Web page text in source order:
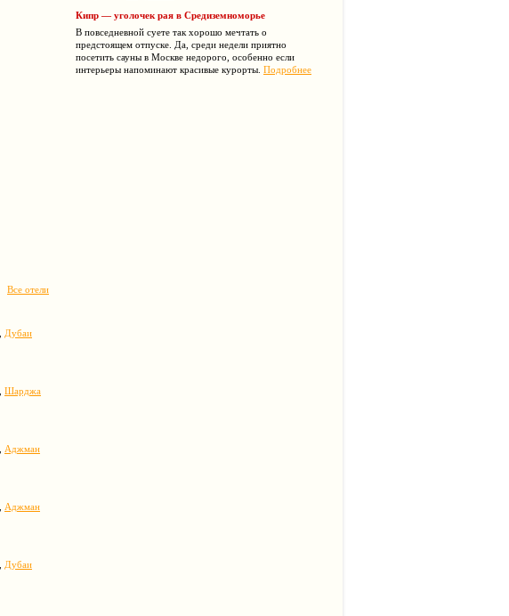
Все отели
Дубаи
Шарджа
Аджман
Аджман
Дубаи
Кипр — уголочек рая в Средиземноморье
В повседневной суете так хорошо мечтать о
предстоящем отпуске. Да, среди недели приятно
посетить сауны в Москве недорого, особенно если
интерьеры напоминают красивые курорты. Подробнее